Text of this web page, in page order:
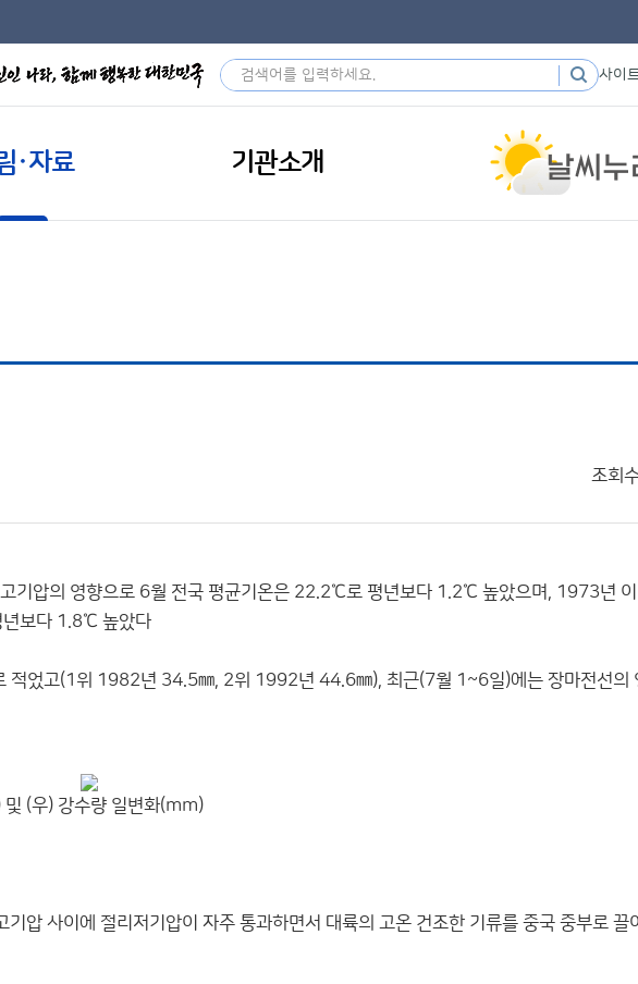
사이
·자료 기관소개
조회
기압의 영향으로 6월 전국 평균기온은 22.2℃로 평년보다 1.2℃ 높았으며, 1973년
보다 1.8℃ 높았다
었고(1위 1982년 34.5㎜, 2위 1992년 44.6㎜), 최근(7월 1~6일)에는 장마전선의
(우) 강수량 일변화(mm)
압 사이에 절리저기압이 자주 통과하면서 대륙의 고온 건조한 기류를 중국 중부로 끌